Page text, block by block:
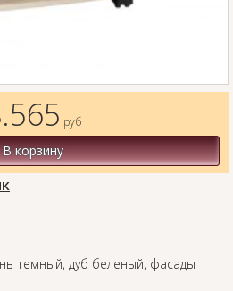
руб
В корзину
темный, дуб беленый, фасады